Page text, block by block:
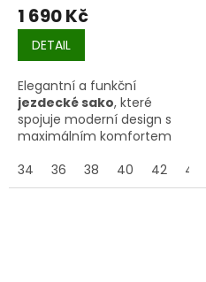
1 690 Kč
DETAIL
Elegantní a funkční
jezdecké sako, které
spojuje moderní design s
maximálním komfortem
34
36 38 40 42 44